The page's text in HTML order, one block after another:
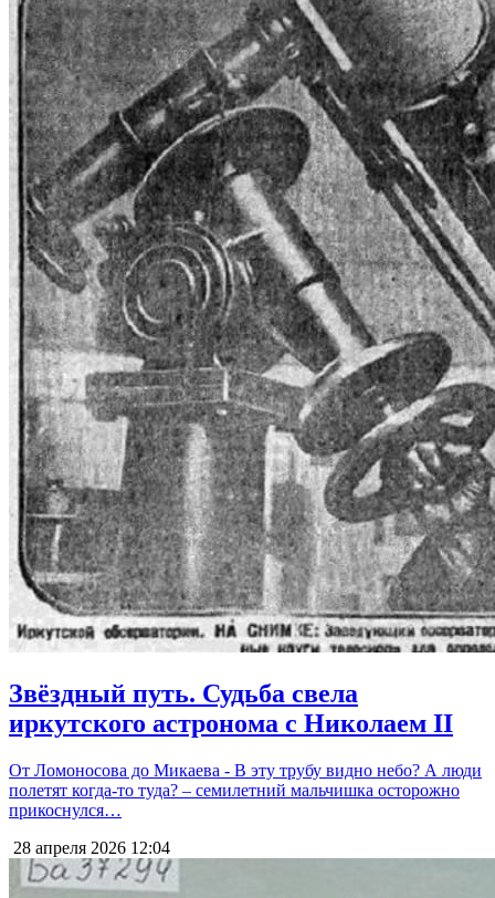
Звёздный путь. Судьба свела
иркутского астронома с Николаем II
От Ломоносова до Микаева - В эту трубу видно небо? А люди
полетят когда-то туда? – семилетний мальчишка осторожно
прикоснулся…
28 апреля 2026 12:04